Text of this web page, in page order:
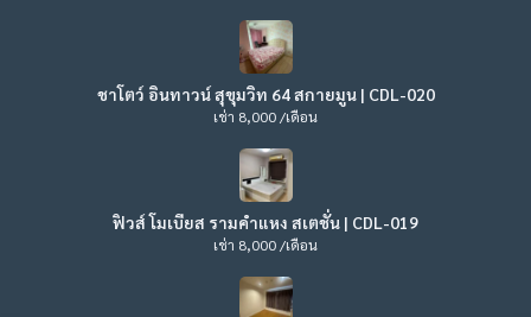
ชาโตว์ อินทาวน์ สุขุมวิท 64 สกายมูน | CDL-020
เช่า 8,000 /เดือน
ฟิวส์ โมเบียส รามคำแหง สเตชั่น | CDL-019
เช่า 8,000 /เดือน